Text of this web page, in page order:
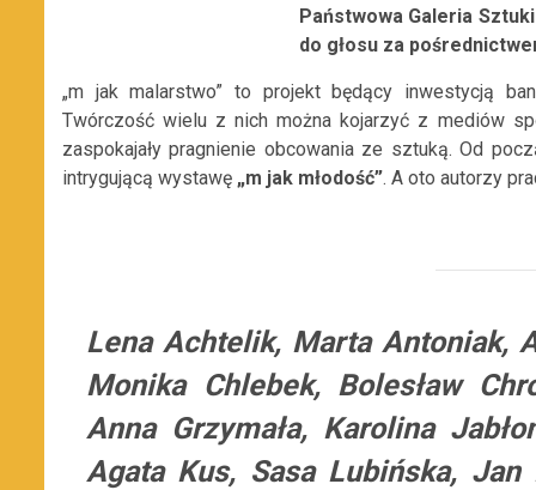
Państwowa Galeria
do głosu za
„m jak malarstwo” to projekt będący inwestycją
Twórczość wielu z nich można kojarzyć z mediów
zaspokajały pragnienie obcowania ze sztuką. Od
intrygującą wystawę „m jak młodość”. A oto autorzy
Lena Achtelik, Marta Antoniak,
Monika Chlebek, Bolesław
Anna Grzymała, Karolina
Agata Kus, Sasa Lubińska,